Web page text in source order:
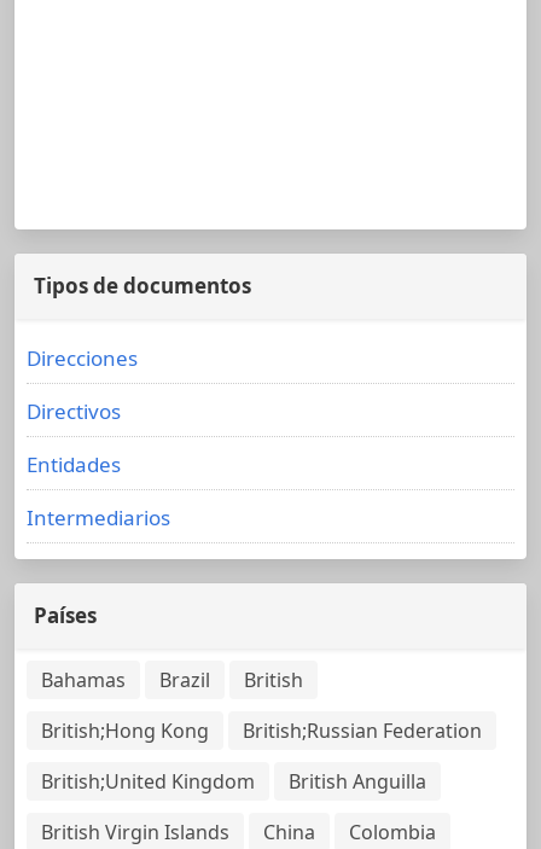
Tipos de documentos
Direcciones
Directivos
Entidades
Intermediarios
Países
Bahamas Brazil
British
British;Hong Kong
British;Russian Federation
British;United Kingdom
British Anguilla
British Virgin Islands
China
Colombia